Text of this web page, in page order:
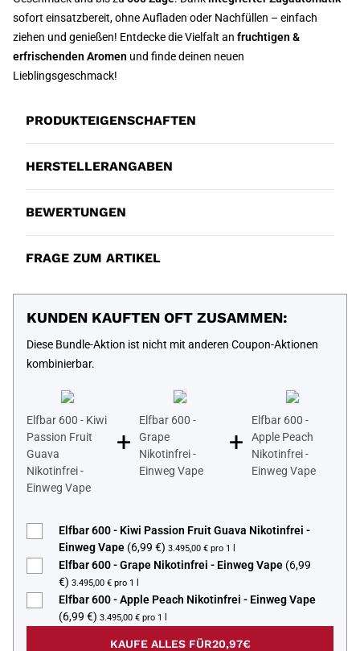
sofort einsatzbereit, ohne Aufladen oder Nachfüllen – einfach
ziehen und genießen! Entdecke die Vielfalt an fruchtigen &
erfrischenden Aromen und finde deinen neuen
Lieblingsgeschmack!
PRODUKTEIGENSCHAFTEN
HERSTELLERANGABEN
BEWERTUNGEN
FRAGE ZUM ARTIKEL
KUNDEN KAUFTEN OFT ZUSAMMEN:
Diese Bundle-Aktion ist nicht mit anderen Coupon-Aktionen
kombinierbar.
Elfbar 600 - Kiwi
Passion Fruit
Guava
Nikotinfrei -
Einweg Vape
+
Elfbar 600 -
Grape
Nikotinfrei -
Einweg Vape
+
Elfbar 600 -
Apple Peach
Nikotinfrei -
Einweg Vape
Elfbar 600 - Kiwi Passion Fruit Guava Nikotinfrei -
Einweg Vape(6,99 €) 3.495,00 € pro 1 l
Elfbar 600 - Grape Nikotinfrei - Einweg Vape(6,99
€) 3.495,00 € pro 1 l
Elfbar 600 - Apple Peach Nikotinfrei - Einweg Vape
(6,99 €) 3.495,00 € pro 1 l
KAUFE ALLES FÜR20,97€